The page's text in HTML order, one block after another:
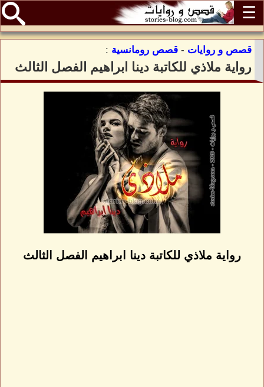
☰
قصص و روايات - قصص رومانسية :
رواية ملاذي للكاتبة دينا ابراهيم الفصل الثالث
رواية ملاذي للكاتبة دينا ابراهيم الفصل الثالث